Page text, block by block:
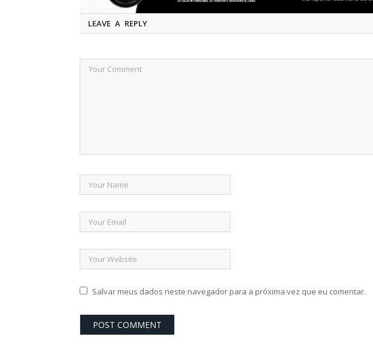
LEAVE A REPLY
Salvar meus dados neste navegador para a próxima vez que eu comentar.